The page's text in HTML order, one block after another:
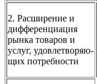
2. Расширение и
дифференциация
рынка товаров и
услуг, удовлетворяю­
щих потребности